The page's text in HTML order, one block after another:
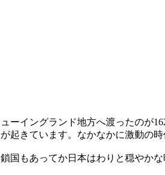
イングランド地方へ渡ったのが
起きています。なかなかに激動の時
国もあってか日本はわりと穏やか